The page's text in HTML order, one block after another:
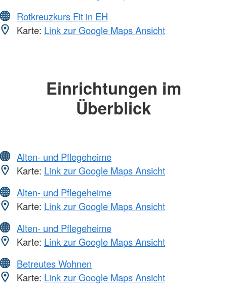
Rotkreuzkurs Fit in EH
Karte: Link zur Google Maps Ansicht
Einrichtungen im
Überblick
Alten- und Pflegeheime
Karte: Link zur Google Maps Ansicht
Alten- und Pflegeheime
Karte: Link zur Google Maps Ansicht
Alten- und Pflegeheime
Karte: Link zur Google Maps Ansicht
Betreutes Wohnen
Karte: Link zur Google Maps Ansicht